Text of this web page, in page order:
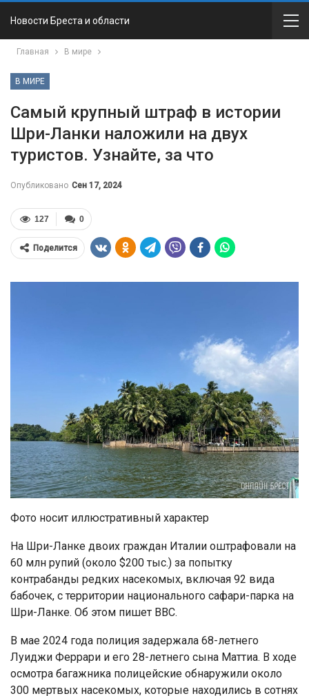
Новости Бреста и области
Главная В мире
В МИРЕ
Самый крупный штраф в истории
Шри-Ланки наложили на двух
туристов. Узнайте, за что
Опубликовано Сен 17, 2024
0
127
Поделится
Фото носит иллюстративный характер
На Шри-Ланке двоих граждан Италии оштрафовали на
60 млн рупий (около $200 тыс.) за попытку
контрабанды редких насекомых, включая 92 вида
бабочек, с территории национального сафари-парка на
Шри-Ланке. Об этом пишет BBC.
В мае 2024 года полиция задержала 68-летнего
Луиджи Феррари и его 28-летнего сына Маттиа. В ходе
осмотра багажника полицейские обнаружили около
300 мертвых насекомых, которые находились в сотнях